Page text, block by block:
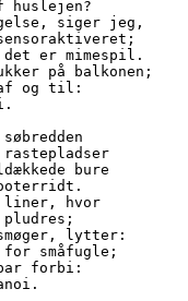
af huslejen?
siger jeg,
sensoraktiveret;
det er mimespil.
på balkonen;
af og til:
søbredden
rastepladser
bure
liner, hvor
pludres;
smøger, lytter:
for småfugle;
forbi: